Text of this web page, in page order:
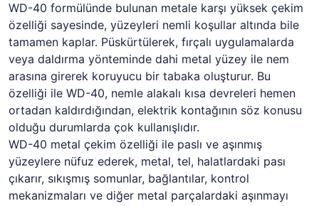
WD-40 formülünde bulunan metale karşı yüksek çekim
özelliği sayesinde, yüzeyleri nemli koşullar altında bile
tamamen kaplar. Püskürtülerek, fırçalı uygulamalarda
veya daldırma yönteminde dahi metal yüzey ile nem
arasına girerek koruyucu bir tabaka oluşturur. Bu
özelliği ile WD-40, nemle alakalı kısa devreleri hemen
ortadan kaldırdığından, elektrik kontağının söz konusu
olduğu durumlarda çok kullanışlıdır.
WD-40 metal çekim özelliği ile paslı ve aşınmış
yüzeylere nüfuz ederek, metal, tel, halatlardaki pası
çıkarır, sıkışmış somunlar, bağlantılar, kontrol
mekanizmaları ve diğer metal parçalardaki aşınmayı